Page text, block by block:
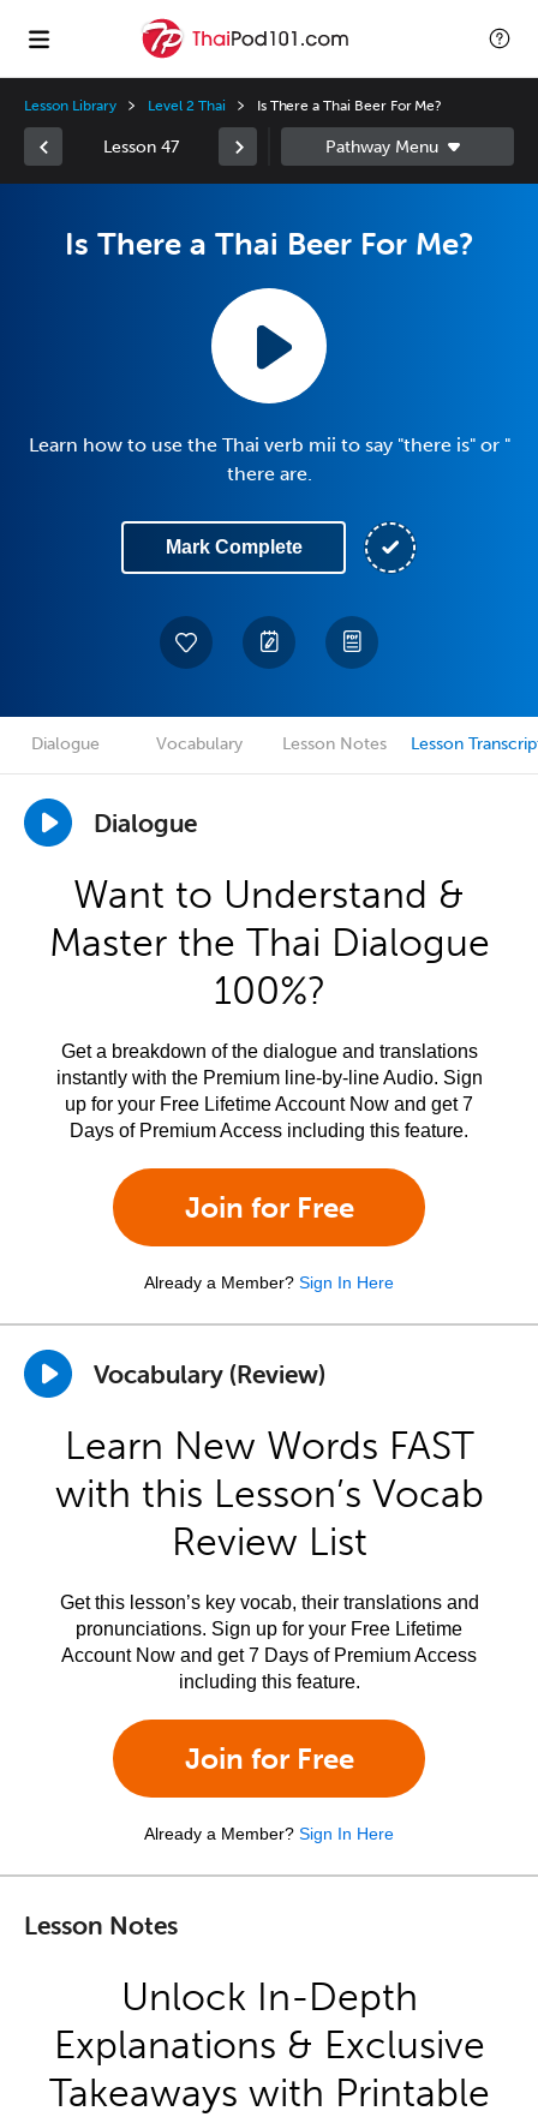
Lesson Library Level 2 Thai Is There a Thai Beer For Me?
Lesson 47
Is There a Thai Beer For Me?
Learn how to use the Thai verb mii to say "there is" or "
there are.
Mark Complete
Dialogue Vocabulary Lesson Notes Lesson
Dialogue
Want to Understand &
Master the Thai Dialogue
100%?
Get a breakdown of the dialogue and translations
instantly with the Premium line-by-line Audio. Sign
up for your Free Lifetime Account Now and get 7
Days of Premium Access including this feature.
Join for Free
Already a Member? Sign In Here
Vocabulary (Review)
Learn New Words FAST
with this Lesson’s Vocab
Review List
Get this lesson’s key vocab, their translations and
pronunciations. Sign up for your Free Lifetime
Account Now and get 7 Days of Premium Access
including this feature.
Join for Free
Already a Member? Sign In Here
Lesson Notes
Unlock In-Depth
Explanations & Exclusive
Takeaways with Printable